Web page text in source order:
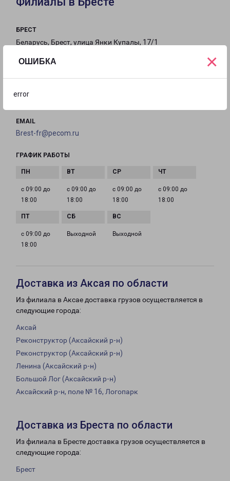
ОШИБКА
error
×
БРЕСТ
Беларусь, Брест, улица Янки Купалы, 17/1
на карте
+375 (162) 35-50-00
EMAIL
Brest-fr@pecom.ru
ГРАФИК РАБОТЫ
с 09:00 до
18:00
с 09:00 до
18:00
с 09:00 до
18:00
с 09:00 до
18:00
с 09:00 до
18:00
Выходной Выходной
Доставка из Аксая по области
Из филиала в Аксае доставка грузов осуществляется в
следующие города:
Аксай
Реконструктор (Аксайский р-н)
Реконструктор (Аксайский р-н)
Ленина (Аксайский р-н)
Большой Лог (Аксайский р-н)
Аксайский р-н, поле № 16, Логопарк
Доставка из Бреста по области
Из филиала в Бресте доставка грузов осуществляется в
следующие города:
Брест